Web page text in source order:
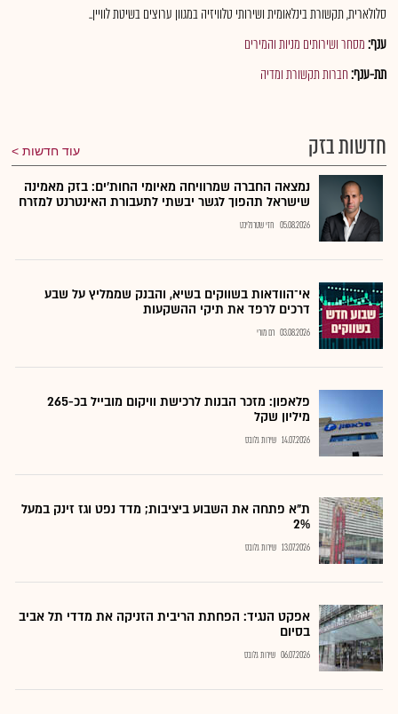
סלולארית, תקשורת בינלאומית ושירותי טלוויזיה במגוון ערוצים בשיטת לוויין..
ענף:מסחר ושירותים מניות והמירים
תת-ענף:חברות תקשורת ומדיה
חדשות בזק עוד חדשות
נמצאה החברה שמרוויחה מאיומי החות'ים: בזק מאמינה
שישראל תהפוך לגשר יבשתי לתעבורת האינטרנט למזרח
05.08.2026 חזי שטרנליכט
אי־הוודאות בשווקים בשיא, והבנק שממליץ על שבע
דרכים לרפד את תיקי ההשקעות
03.08.2026 רם מורי
פלאפון: מזכר הבנות לרכישת וויקום מובייל בכ-265
מיליון שקל
14.07.2026 שירות גלובס
ת"א פתחה את השבוע ביציבות; מדד נפט וגז זינק במעל
2%
13.07.2026 שירות גלובס
אפקט הנגיד: הפחתת הריבית הזניקה את מדדי תל אביב
בסיום
06.07.2026 שירות גלובס